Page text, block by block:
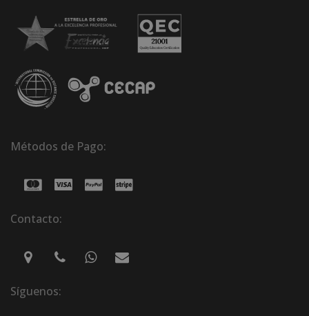
Métodos de Pago:
Contacto:
Síguenos: